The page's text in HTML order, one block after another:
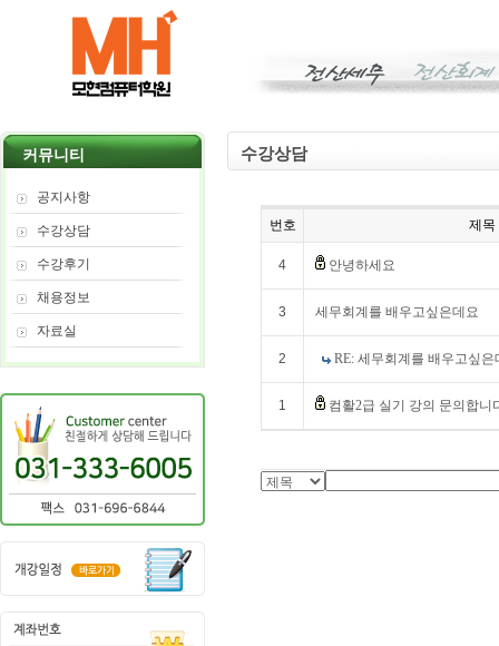
커뮤니티
공지사항
수강상담
수강후기
채용정보
자료실
수강상담
번호 제목
4 안녕하세요
3 세무회계를 배우고싶은데요
2 RE: 세무회계를 배우고싶은
1 컴활2급 실기 강의 문의합니